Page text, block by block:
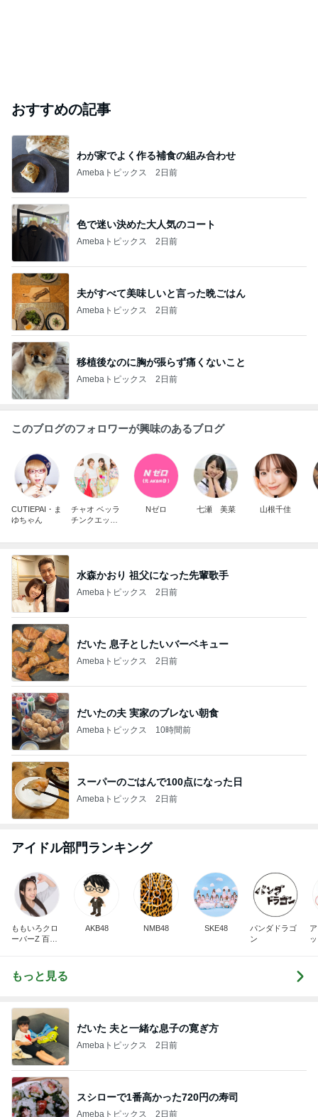
おすすめの記事
わが家でよく作る補食の組み合わせ
Amebaトピックス 2日前
色で迷い決めた大人気のコート
Amebaトピックス 2日前
夫がすべて美味しいと言った晩ごはん
Amebaトピックス 2日前
移植後なのに胸が張らず痛くないこと
Amebaトピックス 2日前
このブログのフォロワーが興味のあるブログ
CUTIEPAI・ま
ゆちゃん
チャオ ベッラ
チンクエッテ
Nゼロ 七瀬 美菜 山根千佳
水森かおり 祖父になった先輩歌手
Amebaトピックス 2日前
だいた 息子としたいバーベキュー
Amebaトピックス 2日前
だいたの夫 実家のブレない朝食
Amebaトピックス 10時間前
スーパーのごはんで100点になった日
Amebaトピックス 2日前
アイドル部門ランキング
ももいろクロ
ーバーZ 百田
AKB48 NMB48 SKE48
パンダドラゴ
ン
もっと見る
だいた 夫と一緒な息子の寛ぎ方
Amebaトピックス 2日前
スシローで1番高かった720円の寿司
Amebaトピックス 2日前